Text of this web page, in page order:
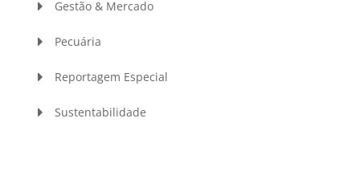
Gestão & Mercado
Pecuária
Reportagem Especial
Sustentabilidade